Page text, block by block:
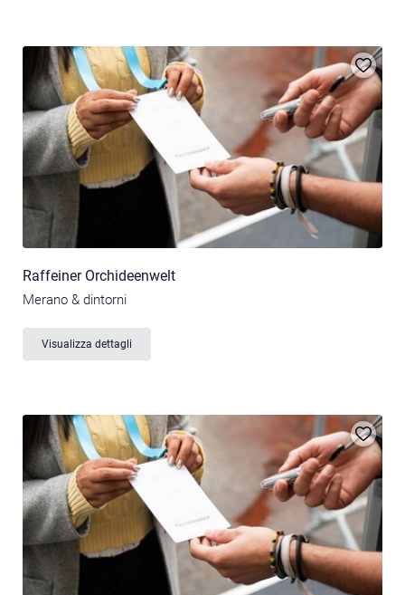
Raffeiner Orchideenwelt
Merano & dintorni
Visualizza dettagli